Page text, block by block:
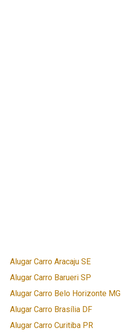
Alugar Carro Aracaju SE
Alugar Carro Barueri SP
Alugar Carro Belo Horizonte MG
Alugar Carro Brasília DF
Alugar Carro Curitiba PR